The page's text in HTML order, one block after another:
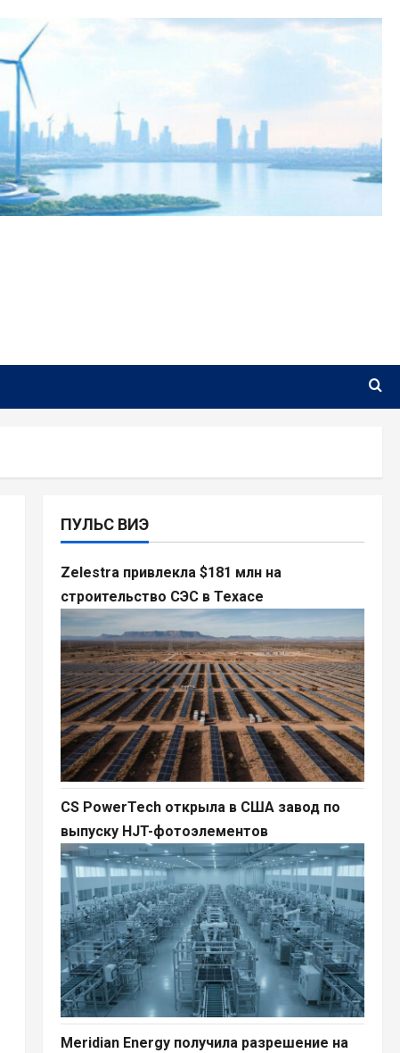
ПУЛЬС ВИЭ
Zelestra привлекла $181 млн на
строительство СЭС в Техасе
CS PowerTech открыла в США завод по
выпуску HJT-фотоэлементов
Meridian Energy получила разрешение на